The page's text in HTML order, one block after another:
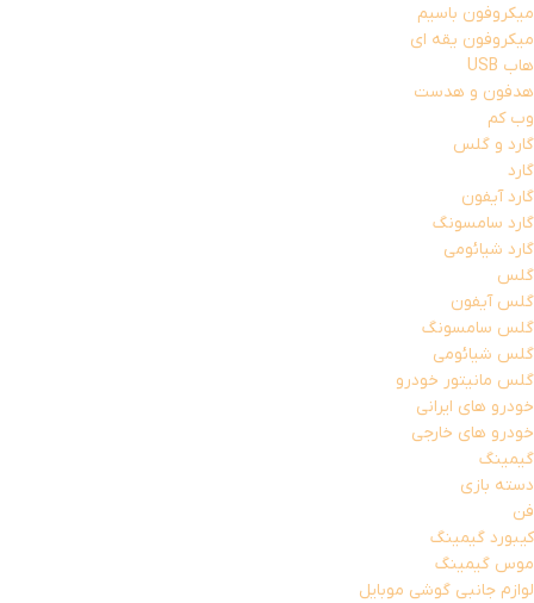
میکروفون باسیم
میکروفون یقه ای
هاب USB
هدفون و هدست
وب کم
گارد و گلس
گارد
گارد آیفون
گارد سامسونگ
گارد شیائومی
گلس
گلس آیفون
گلس سامسونگ
گلس شیائومی
گلس مانیتور خودرو
خودرو های ایرانی
خودرو های خارجی
گیمینگ
دسته بازی
فن
کیبورد گیمینگ
موس گیمینگ
لوازم جانبی گوشی موبایل